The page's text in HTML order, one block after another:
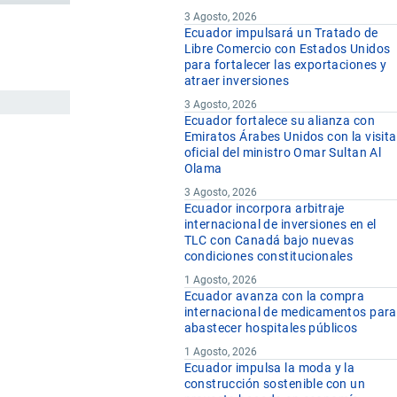
3 Agosto, 2026
Ecuador impulsará un Tratado de
Libre Comercio con Estados Unidos
para fortalecer las exportaciones y
atraer inversiones
3 Agosto, 2026
Ecuador fortalece su alianza con
Emiratos Árabes Unidos con la visita
oficial del ministro Omar Sultan Al
Olama
3 Agosto, 2026
Ecuador incorpora arbitraje
internacional de inversiones en el
TLC con Canadá bajo nuevas
condiciones constitucionales
1 Agosto, 2026
Ecuador avanza con la compra
internacional de medicamentos para
abastecer hospitales públicos
1 Agosto, 2026
Ecuador impulsa la moda y la
construcción sostenible con un